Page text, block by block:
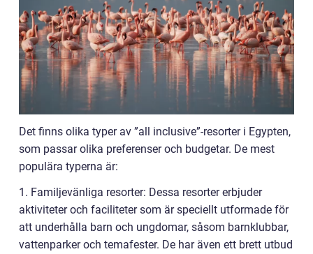
Det finns olika typer av ”all inclusive”-resorter i Egypten,
som passar olika preferenser och budgetar. De mest
populära typerna är:
1. Familjevänliga resorter: Dessa resorter erbjuder
aktiviteter och faciliteter som är speciellt utformade för
att underhålla barn och ungdomar, såsom barnklubbar,
vattenparker och temafester. De har även ett brett utbud